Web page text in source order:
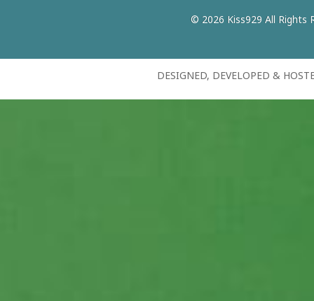
© 2026 Kiss929 All Rights
DESIGNED, DEVELOPED &